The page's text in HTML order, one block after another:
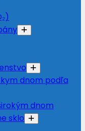
dnom podľa
dnom
sklo